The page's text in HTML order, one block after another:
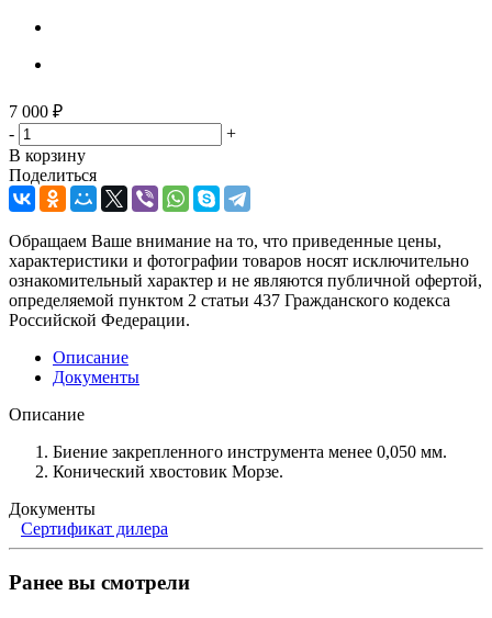
7 000 ₽
-
+
В корзину
Поделиться
Обращаем Ваше внимание на то, что приведенные цены,
характеристики и фотографии товаров носят исключительно
ознакомительный характер и не являются публичной офертой,
определяемой пунктом 2 статьи 437 Гражданского кодекса
Российской Федерации.
Описание
Документы
Описание
Биение закрепленного инструмента менее 0,050 мм.
Конический хвостовик Морзе.
Документы
Сертификат дилера
Ранее вы смотрели